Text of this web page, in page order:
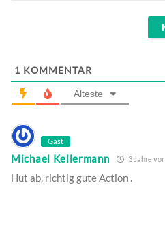
1 KOMMENTAR
Älteste
Gast
Michael Kellermann 3 Jahre vor
Hut ab, richtig gute Action .